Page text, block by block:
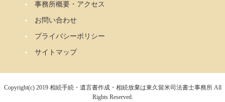
事務所概要・アクセス
お問い合わせ
プライバシーポリシー
サイトマップ
Copyright(c) 2019 相続手続・遺言書作成・相続放棄は東久留米司法書士事務所 All
Rights Reserved.